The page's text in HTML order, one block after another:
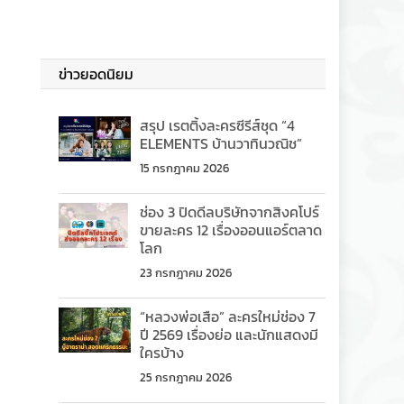
ข่าวยอดนิยม
สรุป เรตติ้งละครซีรีส์ชุด “4
ELEMENTS บ้านวาทินวณิช”
15 กรกฎาคม 2026
ช่อง 3 ปิดดีลบริษัทจากสิงคโปร์
ขายละคร 12 เรื่องออนแอร์ตลาด
โลก
23 กรกฎาคม 2026
“หลวงพ่อเสือ” ละครใหม่ช่อง 7
ปี 2569 เรื่องย่อ และนักแสดงมี
ใครบ้าง
25 กรกฎาคม 2026